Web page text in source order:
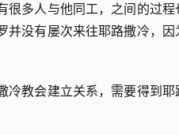
很多人与他同工，之间的过
并没有屡次来往耶路撒冷，
冷教会建立关系，需要得到